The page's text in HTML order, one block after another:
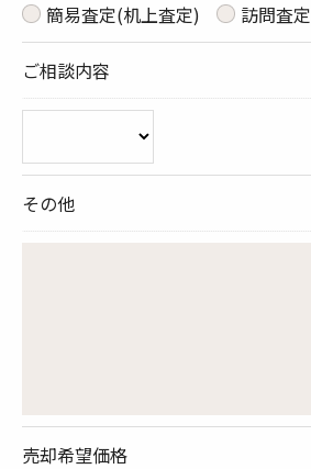
簡易査定(机上査定) 訪問査定
ご相談内容
その他
売却希望価格